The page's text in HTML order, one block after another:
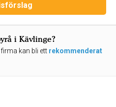
i Kävlinge?
kan bli ett rekommenderat